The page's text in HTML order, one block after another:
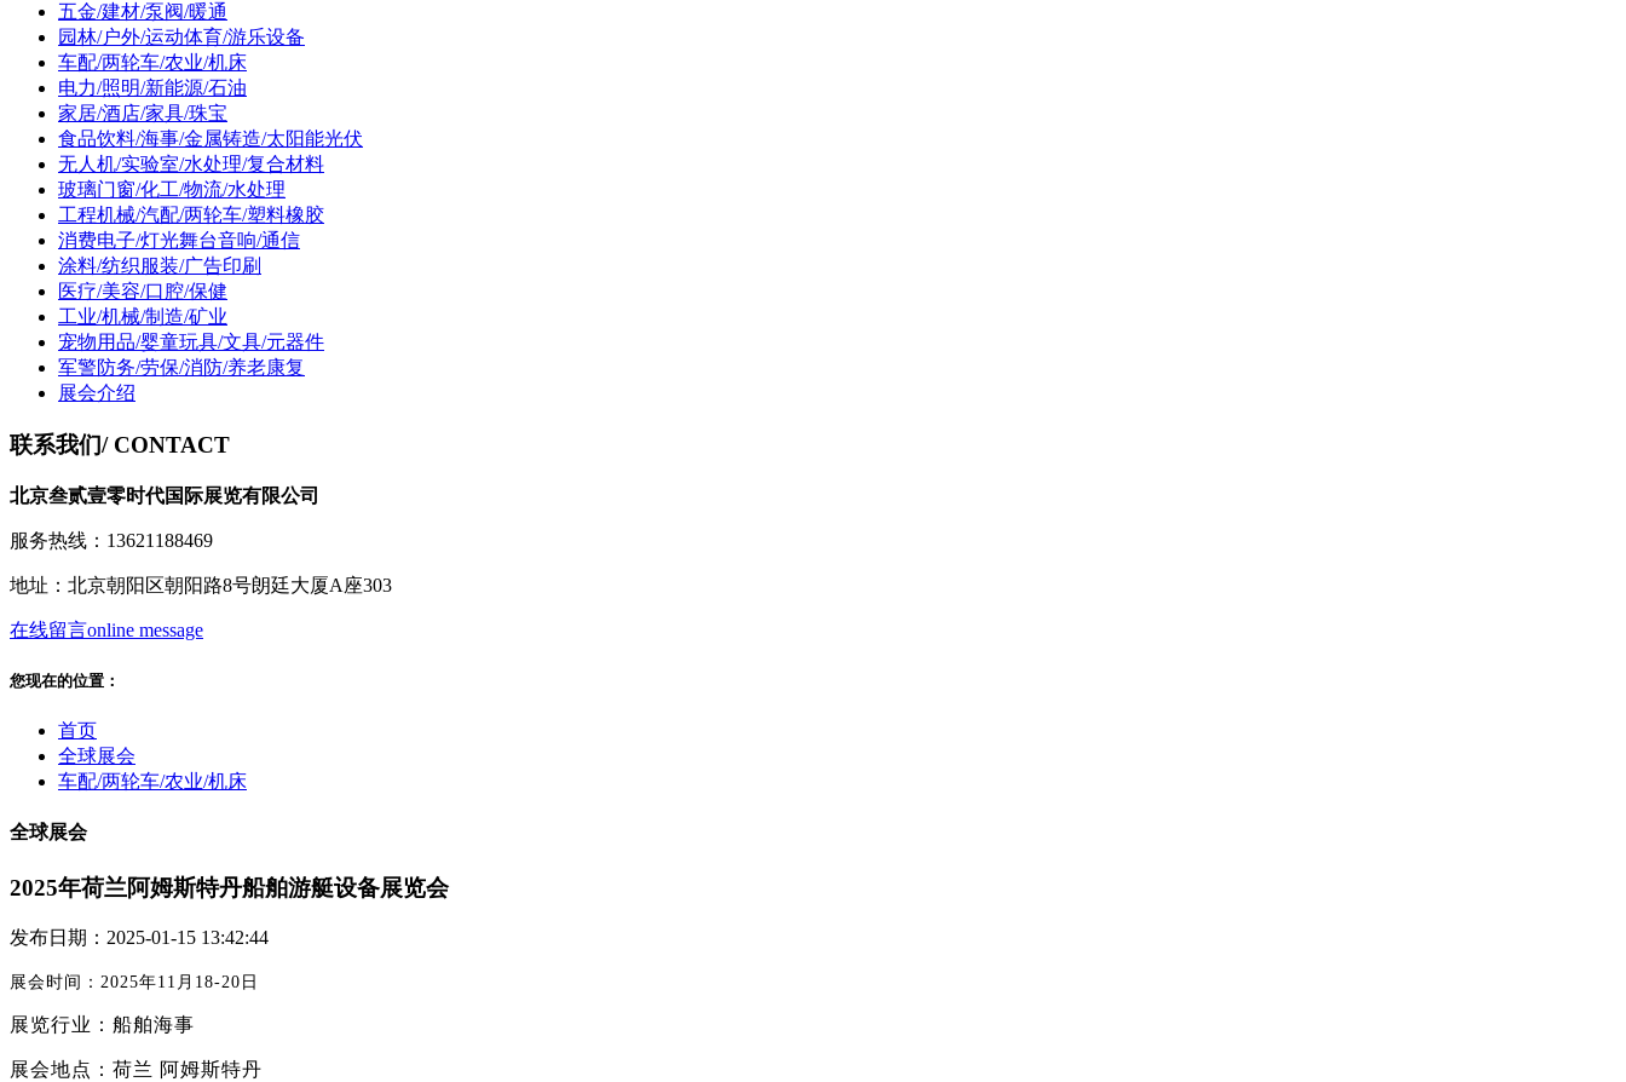
五金/建材/泵阀/暖通
园林/户外/运动体育/游乐设备
车配/两轮车/农业/机床
电力/照明/新能源/石油
家居/酒店/家具/珠宝
食品饮料/海事/金属铸造/太阳能光伏
无人机/实验室/水处理/复合材料
玻璃门窗/化工/物流/水处理
工程机械/汽配/两轮车/塑料橡胶
消费电子/灯光舞台音响/通信
涂料/纺织服装/广告印刷
医疗/美容/口腔/保健
工业/机械/制造/矿业
宠物用品/婴童玩具/文具/元器件
军警防务/劳保/消防/养老康复
展会介绍
联系我们/ CONTACT
北京叁贰壹零时代国际展览有限公司
服务热线：13621188469
地址：北京朝阳区朝阳路8号朗廷大厦A座303
在线留言online message
您现在的位置：
首页
全球展会
车配/两轮车/农业/机床
全球展会
2025年荷兰阿姆斯特丹船舶游艇设备展览会
发布日期：2025-01-15 13:42:44
展会时间：2025年11月18-20日
展览行业：船舶海事
展会地点：荷兰 阿姆斯特丹